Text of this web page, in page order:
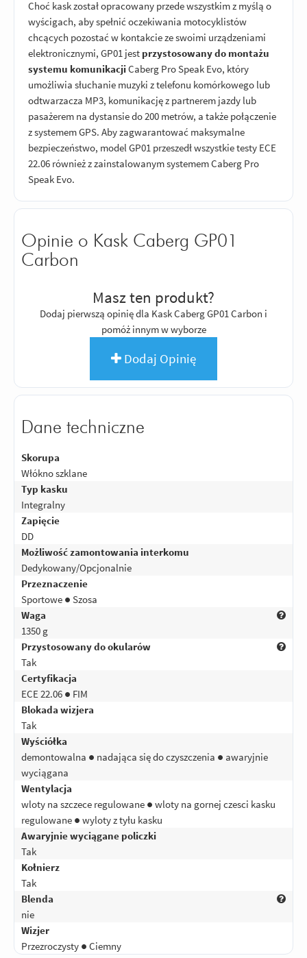
Choć kask został opracowany przede wszystkim z myślą o
wyścigach, aby spełnić oczekiwania motocyklistów
chcących pozostać w kontakcie ze swoimi urządzeniami
elektronicznymi, GP01 jest przystosowany do montażu
systemu komunikacjiCaberg Pro Speak Evo, który
umożliwia słuchanie muzyki z telefonu komórkowego lub
odtwarzacza MP3, komunikację z partnerem jazdy lub
pasażerem na dystansie do 200 metrów, a także połączenie
z systemem GPS. Aby zagwarantować maksymalne
bezpieczeństwo, model GP01 przeszedł wszystkie testy ECE
22.06 również z zainstalowanym systemem Caberg Pro
Speak Evo.
Opinie o Kask Caberg GP01
Carbon
Masz ten produkt?
Dodaj pierwszą opinię dla Kask Caberg GP01 Carbon i
pomóż innym w wyborze
Dodaj Opinię
Dane techniczne
Skorupa
Włókno szklane
Typ kasku
Integralny
Zapięcie
DD
Możliwość zamontowania interkomu
Dedykowany/Opcjonalnie
Przeznaczenie
Sportowe ● Szosa
Waga
1350 g
Przystosowany do okularów
Tak
Certyfikacja
ECE 22.06 ● FIM
Blokada wizjera
Tak
Wyściółka
demontowalna ● nadająca się do czyszczenia ● awaryjnie
wyciągana
Wentylacja
wloty na szczece regulowane ● wloty na gornej czesci kasku
regulowane ● wyloty z tyłu kasku
Awaryjnie wyciągane policzki
Tak
Kołnierz
Tak
Blenda
nie
Wizjer
Przezroczysty ● Ciemny